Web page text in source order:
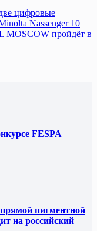
цифровые
Nassenger 10
MOSCOW пройдёт в
FESPA
пигментной
на российский